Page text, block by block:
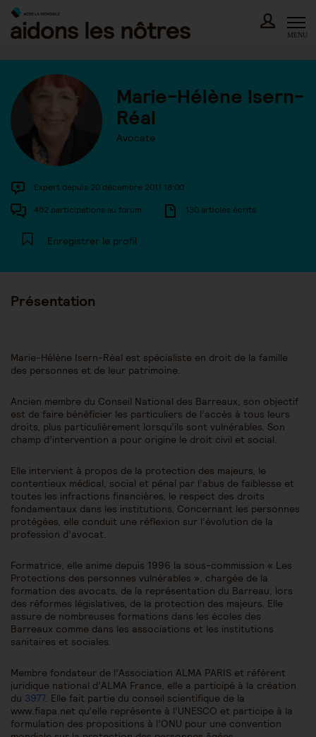
Skip
content
MENU
Marie-Hélène Isern-
Réal
Avocate
Expert depuis 20 décembre 2011 18:00
452 participations au forum 130 articles écrits
Enregistrer le profil
Présentation
Marie-Hélène Isern-Réal est spécialiste en droit de la famille
des personnes et de leur patrimoine.
Ancien membre du Conseil National des Barreaux, son objectif
est de faire bénéficier les particuliers de l’accès à tous leurs
droits, plus particulièrement lorsqu’ils sont vulnérables. Son
champ d’intervention a pour origine le droit civil et social.
Elle intervient à propos de la protection des majeurs, le
contentieux médical, social et pénal par l’abus de faiblesse et
toutes les infractions financières, le respect des droits
fondamentaux dans les institutions. Concernant les personnes
protégées, elle conduit une réflexion sur l’évolution de la
profession d’avocat.
Formatrice, elle anime depuis 1996 la sous-commission « Les
Protections des personnes vulnérables », chargée de la
formation des avocats, de la représentation du Barreau, lors
des réformes législatives, de la protection des majeurs. Elle
assure de nombreuses formations dans les écoles des
Barreaux comme dans les associations et les institutions
sanitaires et sociales.
Membre fondateur de l’Association ALMA PARIS et référent
juridique national d’ALMA France, elle a participé à la création
du 3977. Elle fait partie du conseil scientifique de la
www.fiapa.net qu’elle représente à l’UNESCO et participe à la
formulation des propositions à l’ONU pour une convention